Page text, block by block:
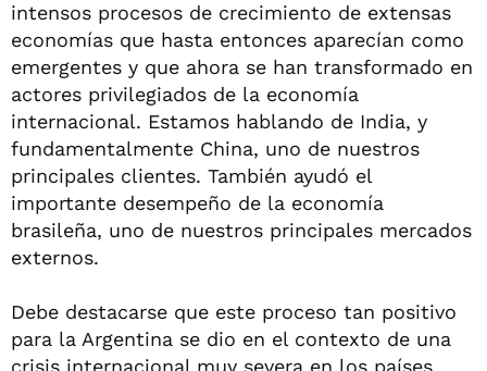
intensos procesos de crecimiento de extensas
economías que hasta entonces aparecían como
emergentes y que ahora se han transformado en
actores privilegiados de la economía
internacional. Estamos hablando de India, y
fundamentalmente China, uno de nuestros
principales clientes. También ayudó el
importante desempeño de la economía
brasileña, uno de nuestros principales mercados
externos.
Debe destacarse que este proceso tan positivo
para la Argentina se dio en el contexto de una
crisis internacional muy severa en los países